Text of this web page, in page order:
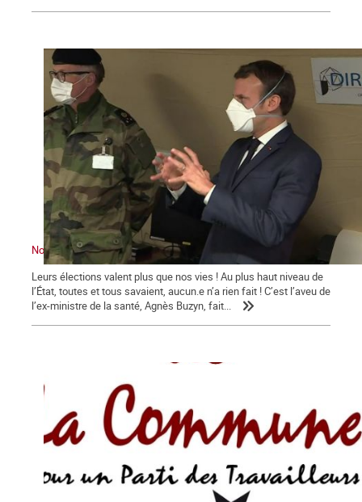
Nous sommes en guerre … contre Macron !
Leurs élections valent plus que nos vies ! Au plus haut niveau de
l’État, toutes et tous savaient, aucun.e n’a rien fait ! C’est l’aveu de
l’ex-ministre de la santé, Agnès Buzyn, fait...